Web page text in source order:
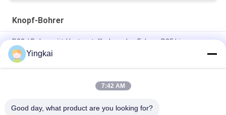
Knopf-Bohrer
R32 / Bohrgerät-Hartmetallbohrer des Felsen-R25 biss
Schaft-Piloten Adapter
Drift und Tunnelbau Pilot Adapter 12° Durchmesser 40mm für
Yingkai
7:42 AM
Good day, what product are you looking for?